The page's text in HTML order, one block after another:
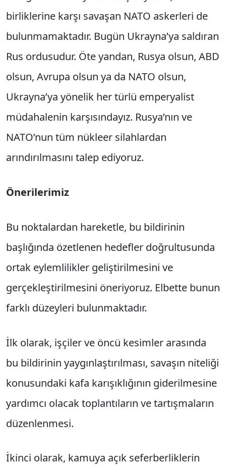
birliklerine karşı savaşan NATO askerleri de
bulunmamaktadır. Bugün Ukrayna’ya saldıran
Rus ordusudur. Öte yandan, Rusya olsun, ABD
olsun, Avrupa olsun ya da NATO olsun,
Ukrayna’ya yönelik her türlü emperyalist
müdahalenin karşısındayız. Rusya’nın ve
NATO’nun tüm nükleer silahlardan
arındırılmasını talep ediyoruz.
Önerilerimiz
Bu noktalardan hareketle, bu bildirinin
başlığında özetlenen hedefler doğrultusunda
ortak eylemlilikler geliştirilmesini ve
gerçekleştirilmesini öneriyoruz. Elbette bunun
farklı düzeyleri bulunmaktadır.
İlk olarak, işçiler ve öncü kesimler arasında
bu bildirinin yaygınlaştırılması, savaşın niteliği
konusundaki kafa karışıklığının giderilmesine
yardımcı olacak toplantıların ve tartışmaların
düzenlenmesi.
İkinci olarak, kamuya açık seferberliklerin